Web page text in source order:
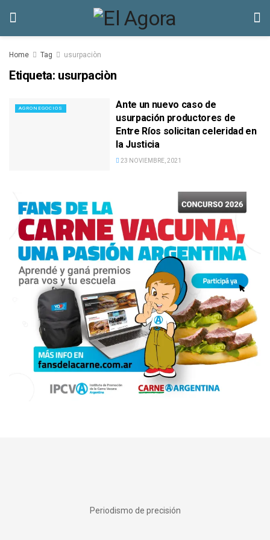
Home Tag usurpaciòn
Etiqueta: usurpaciòn
AGRONEGOCIOS
Ante un nuevo caso de
usurpación productores de
Entre Ríos solicitan celeridad en
la Justicia
23 NOVIEMBRE, 2021
Periodismo de precisión